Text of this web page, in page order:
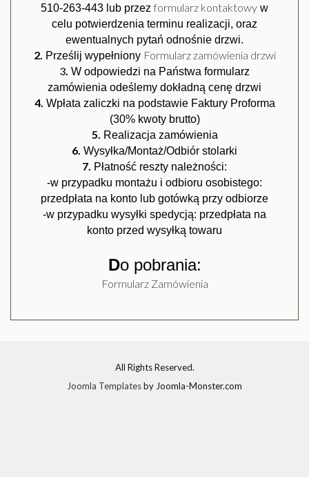
AMIG CZARNA
510-263-443 lub przez formularz kontaktowy w
celu potwierdzenia terminu realizacji, oraz
ewentualnych pytań odnośnie drzwi.
2. Prześlij wypełniony Formularz zamówienia drzwi
3. W odpowiedzi na Państwa formularz
zamówienia odeślemy dokładną cenę drzwi
4. Wpłata zaliczki na podstawie Faktury Proforma
(30% kwoty brutto)
5. Realizacja zamówienia
6. Wysyłka/Montaż/Odbiór stolarki
7. Płatność reszty należności:
-w przypadku montażu i odbioru osobistego:
przedpłata na konto lub gotówką przy odbiorze
-w przypadku wysyłki spedycją: przedpłata na
konto przed wysyłką towaru
Do pobrania:
Formularz Zamówienia
All Rights Reserved.
Joomla Templatesby Joomla-Monster.com